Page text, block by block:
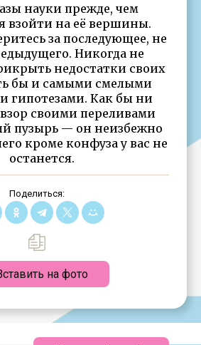
науки прежде, чем
взойти на её вершины.
за последующее, не
Никогда не
недостатки своих
бы и самыми смелыми
гипотезами. Как бы ни
своими переливами
пузырь — он неизбежно
кроме конфуза у вас не
останется.
Поделиться:
на фото